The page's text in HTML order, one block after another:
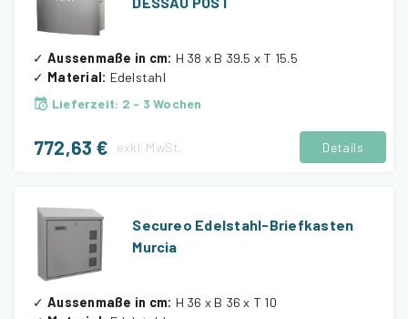
✓ Aussenmaße in cm: H 38 x B 39.5 x T 15.5
✓ Material: Edelstahl
Lieferzeit: 2 - 3 Wochen
772,63 € exkl. MwSt. Details
Secureo Edelstahl-Briefkasten
Murcia
✓ Aussenmaße in cm: H 36 x B 36 x T 10